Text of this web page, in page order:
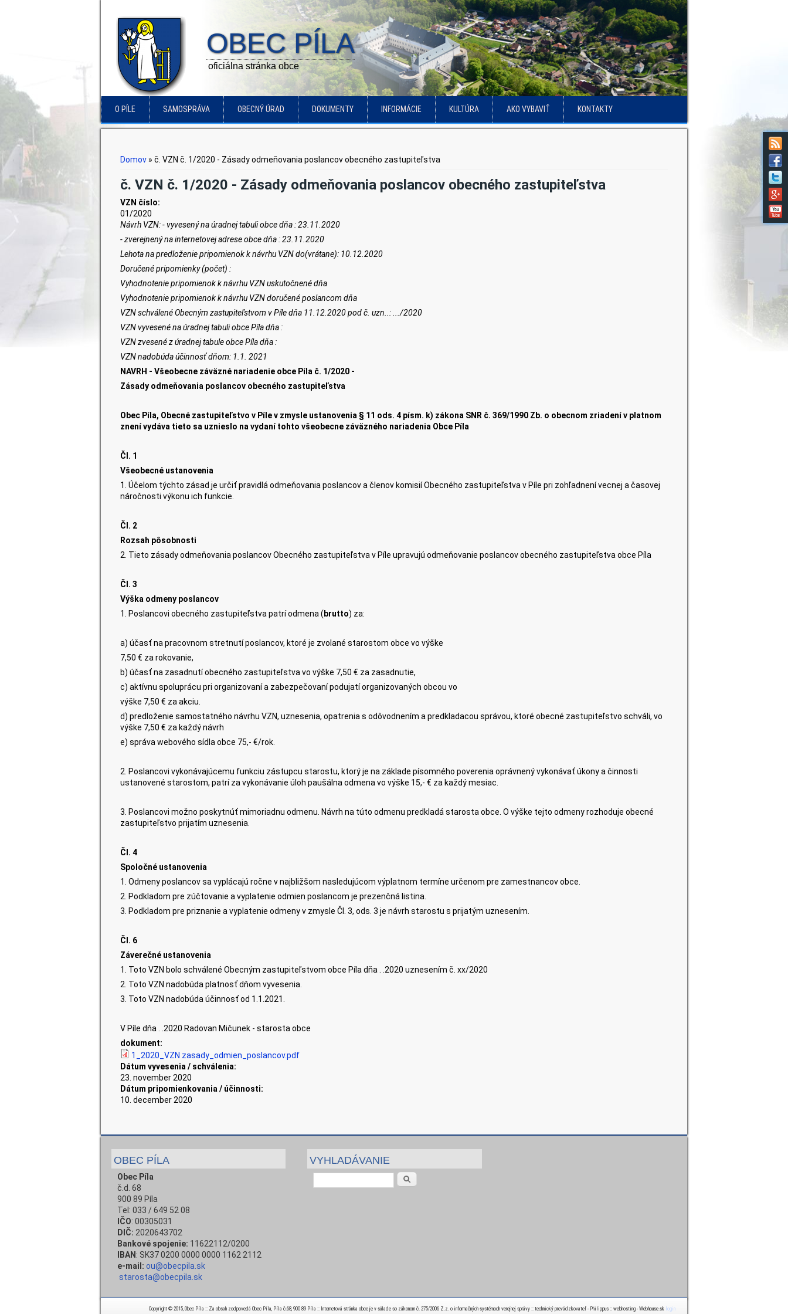
OBEC PÍLA
oficiálna stránka obce
O PÍLE SAMOSPRÁVA OBECNÝ ÚRAD DOKUMENTY INFORMÁCIE KULTÚRA AKO VYBAVIŤ KONTAKTY
Nachádzate sa tu
Domov » č. VZN č. 1/2020 - Zásady odmeňovania poslancov obecného zastupiteľstva
č. VZN č. 1/2020 - Zásady odmeňovania poslancov obecného zastupiteľstva
VZN číslo:
01/2020
Návrh VZN:- vyvesený na úradnej tabuli obce dňa :23.11.2020
- zverejnený na internetovej adrese obce dňa :23.11.2020
Lehota na predloženie pripomienok k návrhu VZN do(vrátane): 10.12.2020
Doručené pripomienky (počet) :
Vyhodnotenie pripomienok k návrhu VZN uskutočnené dňa
Vyhodnotenie pripomienok k návrhu VZN doručené poslancom dňa
VZN schválené Obecným zastupiteľstvom vPíledňa 11.12.2020pod č.uzn..:.../2020
VZN vyvesené na úradnej tabuli obce Píla dňa :
VZN zvesené z úradnej tabule obce Píla dňa :
VZN nadobúda účinnosť dňom: 1.1. 2021
NAVRH - Všeobecne záväzné nariadenie obce Píla č. 1/2020 -
Zásady odmeňovania poslancov obecného zastupiteľstva
Obec Píla, Obecné zastupiteľstvo v Píle v zmysle ustanovenia § 11 ods. 4 písm. k) zákona SNR č. 369/1990 Zb. o obecnom zriadení v platnom
znení vydáva tieto sa uznieslo na vydaní tohto všeobecne záväzného nariadenia Obce Píla
Čl. 1
Všeobecné ustanovenia
1. Účelom týchto zásad je určiť pravidlá odmeňovania poslancov a členov komisií Obecného zastupiteľstva v Píle pri zohľadnení vecnej a časovej
náročnosti výkonu ich funkcie.
Čl. 2
Rozsah pôsobnosti
2. Tieto zásady odmeňovania poslancov Obecného zastupiteľstva v Píle upravujú odmeňovanie poslancov obecného zastupiteľstva obce Píla
Čl. 3
Výška odmeny poslancov
1. Poslancovi obecného zastupiteľstva patrí odmena (brutto) za:
a) účasť na pracovnom stretnutí poslancov, ktoré je zvolané starostom obce vo výške
7,50 € za rokovanie,
b) účasť na zasadnutí obecného zastupiteľstva vo výške 7,50 € za zasadnutie,
c) aktívnu spoluprácu pri organizovaní a zabezpečovaní podujatí organizovaných obcou vo
výške 7,50 € za akciu.
d) predloženie samostatného návrhu VZN, uznesenia, opatrenia s odôvodnením a predkladacou správou, ktoré obecné zastupiteľstvo schváli, vo
výške 7,50 € za každý návrh
e) správa webového sídla obce 75,- €/rok.
2. Poslancovi vykonávajúcemu funkciu zástupcu starostu, ktorý je na základe písomného poverenia oprávnený vykonávať úkony a činnosti
ustanovené starostom, patrí za vykonávanie úloh paušálna odmena vo výške 15,- € za každý mesiac.
3. Poslancovi možno poskytnúť mimoriadnu odmenu. Návrh na túto odmenu predkladá starosta obce. O výške tejto odmeny rozhoduje obecné
zastupiteľstvo prijatím uznesenia.
Čl. 4
Spoločné ustanovenia
1. Odmeny poslancov sa vyplácajú ročne v najbližšom nasledujúcom výplatnom termíne určenom pre zamestnancov obce.
2. Podkladom pre zúčtovanie a vyplatenie odmien poslancom je prezenčná listina.
3. Podkladom pre priznanie a vyplatenie odmeny v zmysle Čl. 3, ods. 3 je návrh starostu s prijatým uznesením.
Čl. 6
Záverečné ustanovenia
1. Toto VZN bolo schválené Obecným zastupiteľstvom obce Píla dňa . .2020 uznesením č. xx/2020
2. Toto VZN nadobúda platnosť dňom vyvesenia.
3. Toto VZN nadobúda účinnosť od 1.1.2021.
V Píle dňa . .2020 Radovan Mičunek - starosta obce
dokument:
1_2020_VZN zasady_odmien_poslancov.pdf
Dátum vyvesenia / schválenia:
23. november 2020
Dátum pripomienkovania / účinnosti:
10. december 2020
OBEC PÍLA
Obec Píla
č.d. 68
900 89 Píla
Tel: 033 / 649 52 08
IČO: 00305031
DIČ: 2020643702
Bankové spojenie: 11622112/0200
IBAN : SK37 0200 0000 0000 1162 2112
e-mail: ou@obecpila.sk
starosta@obecpila.sk
VYHLADÁVANIE
Copyright © 2015, Obec Píla :: Za obsah zodpovedá Obec Píla, Píla č.68, 900 89 Píla :: Internetová stránka obce je v súlade so zákonom č. 275/2006 Z.z. o informačných systémoch verejnej správy :: technický prevádzkovateľ - Philippus :: webhosting - Webhouse.sk login